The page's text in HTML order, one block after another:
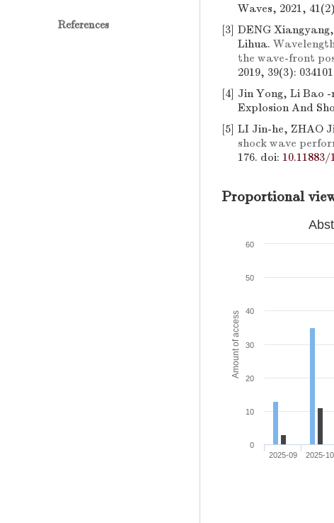
References
Waves, 2021,
[3] DENG
Lihua.
the wave-front
2019, 39(3):
[4] Jin Yong, Li Bao -
Explosion And
[5] LI Jin-he, ZHAO
shock wave
176. doi: 10.11883/
Proportional
Amount of access
2025-09 2025-10
0
10
20
30
40
50
60